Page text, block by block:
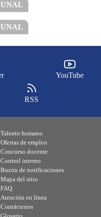
UNAL
UNAL
YouTube
RSS
Talento humano
Ofertas de empleo
Concurso docente
Control interno
Buzón de notificaciones
Mapa del sitio
FAQ
Atención en línea
Contáctenos